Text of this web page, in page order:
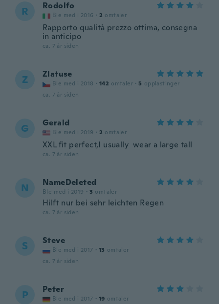
R Rodolfo
Ble med i 2016 · 2 omtaler
Rapporto qualità prezzo ottima, consegna
in anticipo
ca. 7 år siden
Z Zlatuse
Ble med i 2018 · 142 omtaler · 5 opplastinger
ca. 7 år siden
G Gerald
Ble med i 2019 · 2 omtaler
XXL fit perfect,I usually wear a large tall
ca. 7 år siden
N NameDeleted
Ble med i 2019 · 3 omtaler
Hilft nur bei sehr leichten Regen
ca. 7 år siden
S Steve
Ble med i 2017 · 13 omtaler
ca. 7 år siden
P Peter
Ble med i 2017 · 19 omtaler